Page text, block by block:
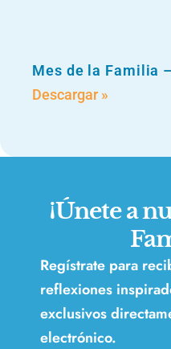
Mes de la Familia
Descargar »
¡Únete a
Regístrate para
reflexiones
exclusivos
electrónico.